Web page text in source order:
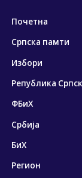
Почетна
Српска памти
Избори
Република
ФБиХ
Србија
БиХ
Регион